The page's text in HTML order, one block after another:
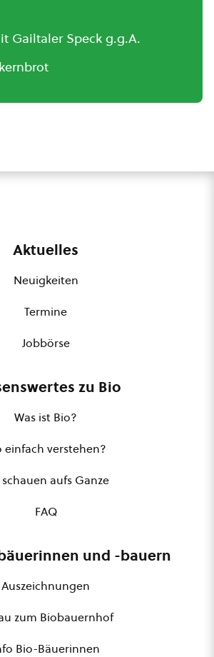
Gailtaler Speck g.g.A.
Aktuelles
Neuigkeiten
Termine
Jobbörse
zu Bio
Was ist Bio?
einfach verstehen?
aufs Ganze
FAQ
und -bauern
Auszeichnungen
zum Biobauernhof
Bio-Bäuerinnen